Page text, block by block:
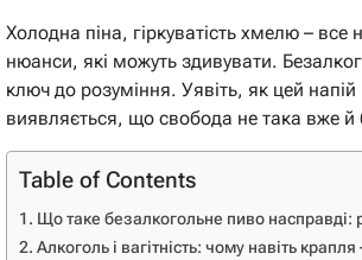
Холодна піна, гіркуватість хмелю –
нюанси, які можуть здивувати.
ключ до розуміння. Уявіть, як цей
виявляється, що свобода не така вже й
Table of Contents
Що таке безалкогольне пиво насправді:
Алкоголь і вагітність: чому навіть